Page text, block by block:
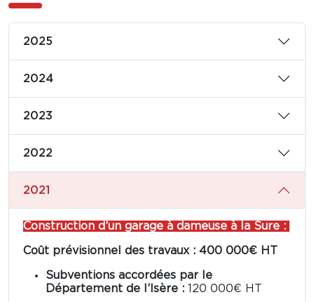
2025
2024
2023
2022
2021
Construction d’un garage à dameuse à la Sure :
Coût prévisionnel des travaux : 400 000€ HT
Subventions accordées par le
Département de l’Isère : 120 000€ HT